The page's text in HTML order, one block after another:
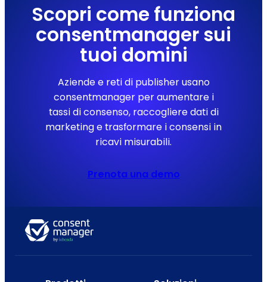
Scopri come funziona
consentmanager sui
tuoi domini
Aziende e reti di publisher usano
consentmanager per aumentare i
tassi di consenso, raccogliere dati di
marketing e trasformare i consensi in
ricavi misurabili.
Prenota una demo